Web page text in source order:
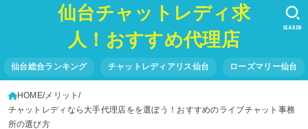
仙台チャットレディ求
人！おすすめ代理店
仙台総合ランキング チャットレディアリス仙台 ローズマリー仙台
SEARCH
HOME メリット
チャットレディなら大手代理店をを選ぼう！おすすめのライブチャット事務
所の選び方